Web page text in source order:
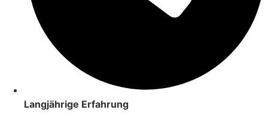
Langjährige Erfahrung